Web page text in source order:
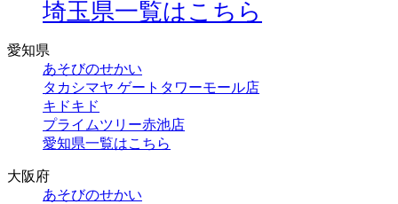
埼玉県一覧はこちら
愛知県
あそびのせかい
タカシマヤ ゲートタワーモール店
キドキド
プライムツリー赤池店
愛知県一覧はこちら
大阪府
あそびのせかい